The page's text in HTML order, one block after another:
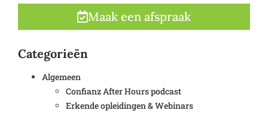
Maak een afspraak
Categorieën
Algemeen
Confianz After Hours podcast
Erkende opleidingen & Webinars